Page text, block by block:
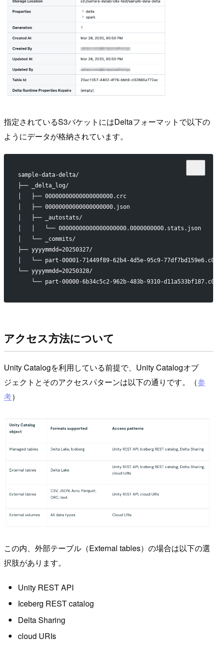
指定されているS3バケットにはDeltaフォーマットで以下の
ようにデータが格納されています。
sample-data-delta/
├── _delta_log/
│   ├── 00000000000000000000.crc
│   ├── 00000000000000000000.json
│   ├── _autostats/
│   │   └── 00000000000000000000.0000000000.stats.json
│   └── _commits/
├── yyyymmdd=20250327/
│   └── part-00001-71449f89-62b4-4d5e-95c9-
└── yyyymmdd=20250328/
└── part-00000-6b34c5c2-962b-483b-9310-
アクセス方法について
Unity Catalogを利用している前提で、Unity Catalogオブ
ジェクトとそのアクセスパターンは以下の通りです。（参
考）
この内、外部テーブル（External tables）の場合は以下の選
択肢があります。
Unity REST API
Iceberg REST catalog
Delta Sharing
cloud URIs